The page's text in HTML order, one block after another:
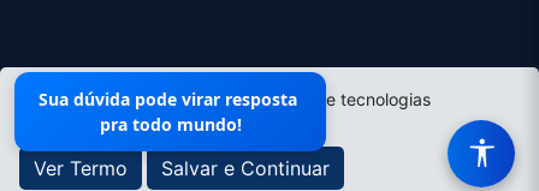
Sua dúvida pode virar resposta
pra todo mundo!
O site da Prefeitura não utiliza cookies e tecnologias
semelhantes.
Ver Termo Salvar e Continuar
- Todos os direitos reservados ©| Desenvolvido porVale -